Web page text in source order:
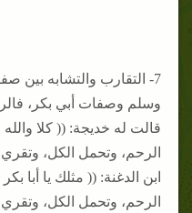
7- التقارب والتشابه بين
وسلم وصفات أبي بكر،
قالت له خديجة: (( كلا والله
الرحم، وتحمل الكل،
ابن الدغنة: (( مثلك يا أبا
الرحم، وتحمل الكل،